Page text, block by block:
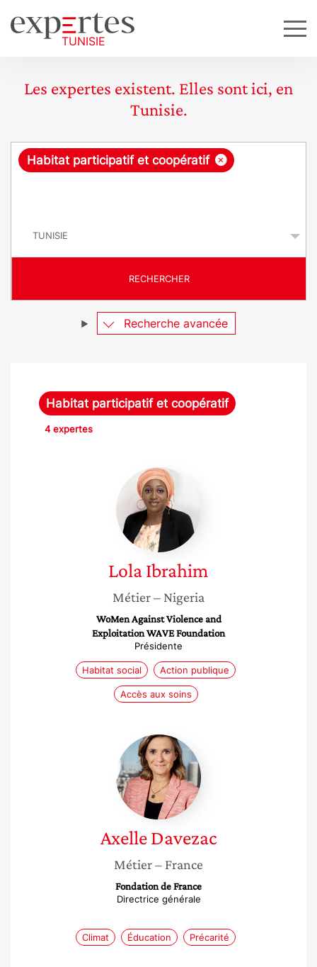
Les expertes existent. Elles sont ici, en
Tunisie.
R
ê
e
×
Habitat participatif et coopératif
RECHERCHER
Recherche avancée
Habitat participatif et coopératif
4 expertes
Lola
Ibrahim
LolaIbrahim
Métier– Nigeria
WoMen Against Violence and
Exploitation WAVE Foundation
Présidente
Habitat social Action publique
Accès aux soins
Axelle
Davezac
Axelle Davezac
Métier– France
Fondation de France
Directrice générale
Climat Éducation Précarité